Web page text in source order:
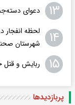
۱۳ دعوای
۱۴
شهرستان
۱۵ ربایش و قتل
پربازدید‌ها